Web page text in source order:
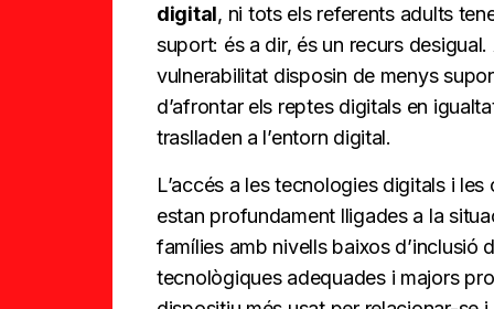
digital, ni tots els referents adults
suport: és a dir, és un recurs
vulnerabilitat disposin de menys
d’afrontar els reptes digitals en
traslladen a l’entorn digital.
L’accés a les tecnologies digitals i
estan profundament lligades a la
famílies amb nivells baixos
tecnològiques adequades i majors